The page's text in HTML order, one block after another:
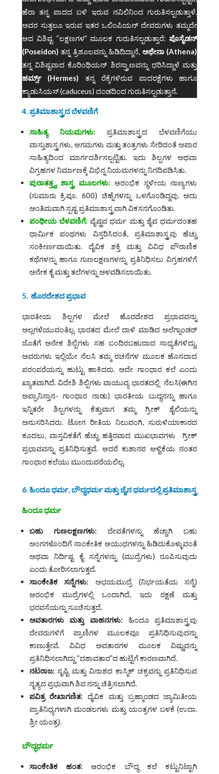
ಹೆರಾ ತನ್ನ ಪಾದದ ಬಳಿ ಇರುವ ನವಿಲಿನಿಂದ ಗುರುತಿಸಲ್ಪಡುತ್ತಾಳೆ.
ಅವರ ಸುತ್ತಲೂ ಇರುವ ಇತರ ಒಲಿಂಪಿಯನ್ ದೇವರುಗಳು ತಮ್ಮದೇ
ಆದ ವಿಶಿಷ್ಟ “ಲಕ್ಷಣಗಳ” ಮೂಲಕ ಗುರುತಿಸಲ್ಪಡುತ್ತಾರೆ:ಪೊಸೈಡನ್
(Poseidon) ತನ್ನ ತ್ರಿಶೂಲವನ್ನು ಹಿಡಿದಿದ್ದಾನೆ, ಅಥೇನಾ (Athena)
ತನ್ನ ವಿಶಿಷ್ಟವಾದ ಕೊರಿಂಥಿಯನ್ ಶಿರಸ್ತ್ರಾಣವನ್ನು ಧರಿಸಿದ್ದಾಳೆ ಮತ್ತು
ಹರ್ಮ್ಸ್ (Hermes) ತನ್ನ ರೆಕ್ಕೆಗಳಿರುವ ಪಾದರಕ್ಷೆಗಳು ಹಾಗೂ
ಕ್ಯಾಡುಸಿಯಸ್ (caduceus) ದಂಡದಿಂದ ಗುರುತಿಸಲ್ಪಡುತ್ತಾನೆ.
4. ಪ್ರತಿಮಾಶಾಸ್ತ್ರದ ಬೆಳವಣಿಗೆ
ಸಾಹಿತ್ಯ ನಿಯಮಗಳು: ಪ್ರತಿಮಾಶಾಸ್ತ್ರದ ಬೆಳವಣಿಗೆಯು
ವಾಸ್ತುಶಾಸ್ತ್ರಗಳು, ಆಗಮಗಳು ಮತ್ತು ತಂತ್ರಗಳು ಸೇರಿದಂತೆ ಅಪಾರ
ಸಾಹಿತ್ಯದಿಂದ ಮಾರ್ಗದರ್ಶಿಸಲ್ಪಟ್ಟಿತು. ಇದು ಶಿಲ್ಪಗಳ ಅಥವಾ
ವಿಗ್ರಹಗಳ ನಿರ್ಮಾಣಕ್ಕೆ ವಿಭಿನ್ನ ನಿಯಮಗಳನ್ನು ನಿಗದಿಪಡಿಸಿತು.
ಪುರಾತತ್ತ್ವಶಾಸ್ತ್ರ ಮೂಲಗಳು: ಆರಂಭಿಕ ಸ್ಥಳೀಯ ನಾಣ್ಯಗಳು
(ಸುಮಾರು ಕ್ರಿ.ಪೂ. 600) ಚಿಹ್ನೆಗಳನ್ನು ಒಳಗೊಂಡಿದ್ದವು. ಅದು
ಅಂತಿಮವಾಗಿ ಸ್ಪಷ್ಟ ಪ್ರತಿಮಾಶಾಸ್ತ್ರವಾಗಿ ವಿಕಸನಗೊಂಡಿತು.
ಪಂಥೀಯಬೆಳವಣಿಗೆ: ವೈಷ್ಣವ ಧರ್ಮ ಮತ್ತು ಶೈವ ಧರ್ಮದಂತಹ
ಧಾರ್ಮಿಕ ಪಂಥಗಳು ವಿಸ್ತರಿಸಿದಂತೆ, ಪ್ರತಿಮಾಶಾಸ್ತ್ರವು ಹೆಚ್ಚು
ಸಂಕೀರ್ಣವಾಯಿತು. ದೈವಿಕ ಶಕ್ತಿ ಮತ್ತು ವಿವಿಧ ಪೌರಾಣಿಕ
ಕಥೆಗಳನ್ನು ಹಾಗೂ ಗುಣಲಕ್ಷಣಗಳನ್ನು ಪ್ರತಿನಿಧಿಸಲು ವಿಗ್ರಹಗಳಿಗೆ
ಅನೇಕ ಕೈ ಮತ್ತು ತಲೆಗಳನ್ನು ಅಳವಡಿಸಲಾಯಿತು.
5. ಹೊರದೇಶದಪ್ರಭಾವ
ಭಾರತೀಯ ಶಿಲ್ಪಗಳ ಮೇಲೆ ಹೊರದೇಶದ ಪ್ರಭಾವವನ್ನು
ಅಲ್ಲಗಳೆಯುವಂತಿಲ್ಲ. ಭಾರತದ ಮೇಲೆ ದಾಳಿ ಮಾಡಿದ ಅಲೆಗ್ಸಾಂಡರ್‌
ಜೊತೆಗೆ ಅನೇಕ ಶಿಲ್ಪಿಗಳು ಸಹ ಬಂದಿರಬಹುದಾದ ಸಾಧ್ಯತೆಗಳಿದ್ದು,
ಅವರುಗಳು ಇಲ್ಲಿಯೇ ನೆಲಸಿ ತಮ್ಮ ರಚನೆಗಳ ಮೂಲಕ ಹೊಸದಾದ
ಪರಂಪರೆಯನ್ನು ಹುಟ್ಟು ಹಾಕಿದರು. ಅದೇ ಗಾಂಧಾರ ಕಲೆ ಎಂದು
ಖ್ಯಾತವಾಗಿದೆ. ವಿದೇಶಿ ಶಿಲ್ಪಿಗಳು ವಾಯುವ್ಯ ಭಾರತದಲ್ಲಿ ನೆಲಸಿ(ಈಗಿನ
ಅಪ್ಘಾನಿಸ್ತಾನ- ಗಾಂಧಾರ ನಾಡು) ಭಾರತೀಯ ಬುದ್ಧನನ್ನು ಹಾಗೂ
ಇನ್ನಿತರೇ ಶಿಲ್ಪಗಳನ್ನು ಕೆತ್ತುವಾಗ ತಮ್ಮ ಗ್ರೀಕ್‌ ಶೈಲಿಯನ್ನು
ಅನುಸರಿಸಿದರು. ಟೋಗ ರೀತಿಯ ನಿಲುವಂಗಿ, ಸುರುಳಿಯಾಕಾರದ
ಕೂದಲು, ವಾಸ್ತವಿಕತೆಗೆ ಹೆಚ್ಚು ಹತ್ತಿರವಾದ ಮುಖಭಾವಗಳು ಗ್ರೀಕ್‌
ಪ್ರಭಾವವನ್ನು ಪ್ರತಿನಿಧಿಸುತ್ತವೆ. ಆದರೆ ಕುಶಾನರ ಆಳ್ವಿಕೆಯ ನಂತರ
ಗಾಂಧಾರ ಕಲೆಯು ಮುಂದುವರೆಯಲಿಲ್ಲ.
6. ಹಿಂದೂಧರ್ಮ,ಬೌದ್ಧಧರ್ಮಮತ್ತುಜೈನಧರ್ಮದಲ್ಲಿಪ್ರತಿಮಾಶಾಸ್ತ್ರ
ಹಿಂದೂಧರ್ಮ
ಬಹು ಗುಣಲಕ್ಷಣಗಳು: ದೇವತೆಗಳನ್ನು ಹೆಚ್ಚಾಗಿ ಬಹು
ಅಂಗಗಳೊಂದಿಗೆ ಸಾಂಕೇತಿಕ ಆಯುಧಗಳನ್ನು ಹಿಡಿದುಕೊಳ್ಳುವಂತೆ
ಅಥವಾ ನಿರ್ದಿಷ್ಟ ಕೈ ಸನ್ನೆಗಳನ್ನು (ಮುದ್ರೆಗಳು) ರೂಪಿಸುವುದು
ಎಂದು ತೋರಿಸಲಾಗುತ್ತದೆ.
ಸಾಂಕೇತಿಕಸನ್ನೆಗಳು: ಅಭಯಮುದ್ರೆ (ನಿರ್ಭಯತೆಯ ಸನ್ನೆ)
ಆರಂಭಿಕ ಮುದ್ರೆಗಳಲ್ಲಿ ಒಂದಾಗಿದೆ, ಇದು ರಕ್ಷಣೆ ಮತ್ತು
ಭರವಸೆಯನ್ನು ಸೂಚಿಸುತ್ತದೆ.
ಅವತಾರಗಳುಮತ್ತುವಾಹನಗಳು: ಹಿಂದೂ ಪ್ರತಿಮಾಶಾಸ್ತ್ರವು
ದೇವರುಗಳಿಗೆ ಪ್ರಾಣಿಗಳ ಮೂಲಕವೂ ಪ್ರತಿನಿಧಿಸುವುದನ್ನು
ಕಾಣುತ್ತೇವೆ. ವಿವಿಧ ಅವತಾರಗಳ ಮೂಲಕ ವಿಷ್ಣುವನ್ನು
ಪ್ರತಿನಿಧಿಸಲಾಗಿದ್ದು “ದಶಾವತಾರ”ದ ಹುಟ್ಟಿಗೆ ಕಾರಣವಾಗಿದೆ.
ನಟರಾಜ: ಸೃಷ್ಟಿ ಮತ್ತು ವಿನಾಶದ ಕಾಸ್ಮಿಕ್ ಚಕ್ರವನ್ನು ಪ್ರತಿನಿಧಿಸುವ
ನೃತ್ಯದ ಪ್ರಭುವಾಗಿ ಶಿವ ನನ್ನು ಚಿತ್ರಿಸಲಾಗಿದೆ.
ಪವಿತ್ರರೇಖಾಗಣಿತ: ದೈವಿಕ ಮತ್ತು ಬ್ರಹ್ಮಾಂಡದ ಜ್ಯಾಮಿತೀಯ
ಪ್ರಾತಿನಿಧ್ಯಗಳಾಗಿ ಮಂಡಲಗಳು ಮತ್ತು ಯಂತ್ರಗಳ ಬಳಕೆ (ಉದಾ.
ಶ್ರೀ ಯಂತ್ರ).
ಬೌದ್ಧಧರ್ಮ
ಸಾಂಕೇತಿಕ ಹಂತ: ಆರಂಭಿಕ ಬೌದ್ಧ ಕಲೆ ಕಟ್ಟುನಿಟ್ಟಾಗಿ